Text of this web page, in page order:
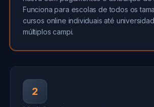
Funciona para escolas de todos os
cursos online individuais até
múltiplos campi.
2